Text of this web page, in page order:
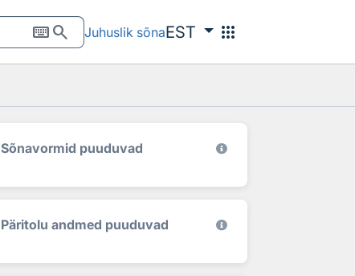
keyboardsearch Juhuslik sõnaEST apps
Sõnavormid puuduvad
Päritolu andmed puuduvad